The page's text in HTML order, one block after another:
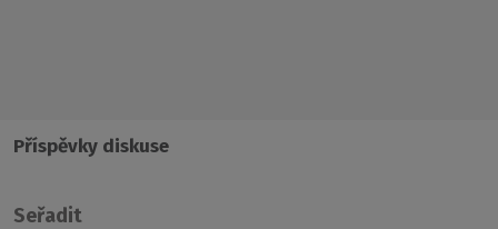
Příspěvky diskuse
Seřadit